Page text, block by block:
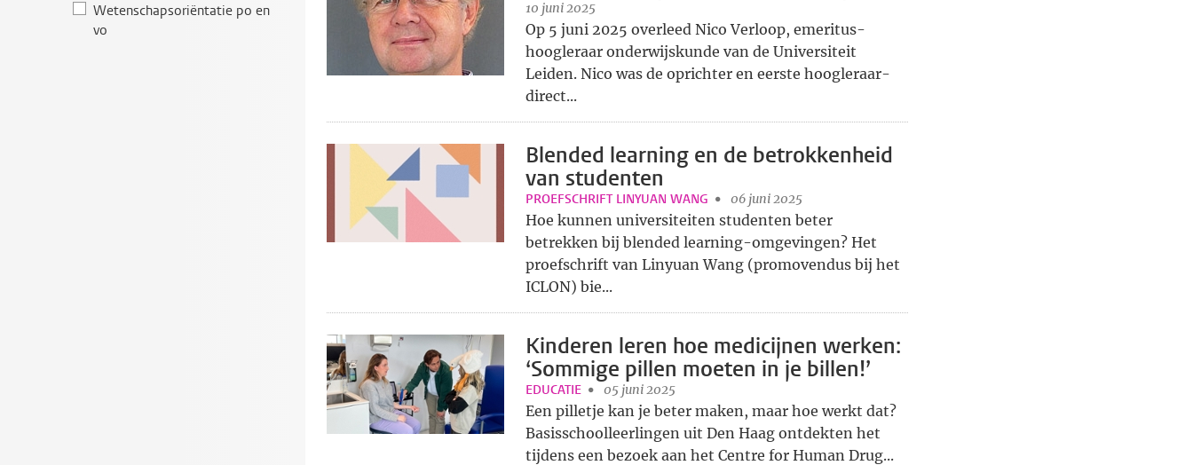
Wetenschapsoriëntatie po en
vo
10 juni 2025
Op 5 juni 2025 overleed Nico Verloop, emeritus-
hoogleraar onderwijskunde van de Universiteit
Leiden. Nico was de oprichter en eerste hoogleraar-
direct...
Blended learning en de betrokkenheid
van studenten
PROEFSCHRIFT LINYUAN WANG 06 juni 2025
Hoe kunnen universiteiten studenten beter
betrekken bij blended learning-omgevingen? Het
proefschrift van Linyuan Wang (promovendus bij het
ICLON) bie...
Kinderen leren hoe medicijnen werken:
‘Sommige pillen moeten in je billen!’
EDUCATIE 05 juni 2025
Een pilletje kan je beter maken, maar hoe werkt dat?
Basisschoolleerlingen uit Den Haag ontdekten het
tijdens een bezoek aan het Centre for Human Drug...